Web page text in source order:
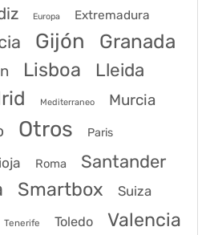
Europa Extremadura
Gijón Granada
Lisboa Lleida
Mediterraneo Murcia
Otros Paris
Roma Santander
Smartbox Suiza
Tenerife Toledo Valencia